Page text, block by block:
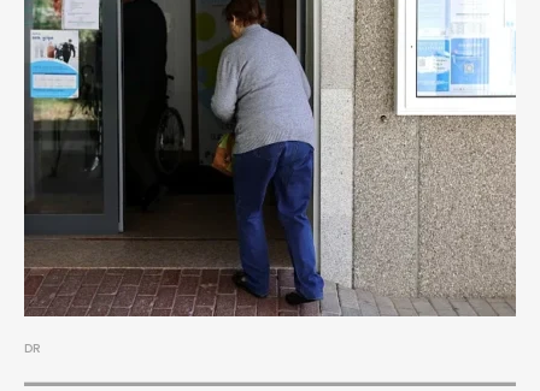
DR